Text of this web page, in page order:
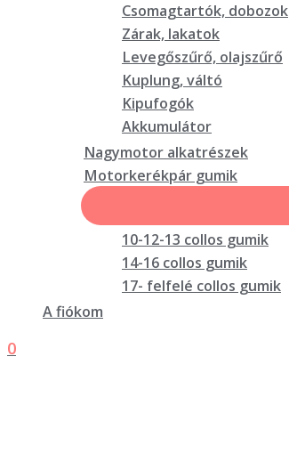
Csomagtartók, dobozok
Zárak, lakatok
Levegőszűrő, olajszűrő
Kuplung, váltó
Kipufogók
Akkumulátor
Nagymotor alkatrészek
Motorkerékpár gumik
10-12-13 collos gumik
14-16 collos gumik
17- felfelé collos gumik
A fiókom
0